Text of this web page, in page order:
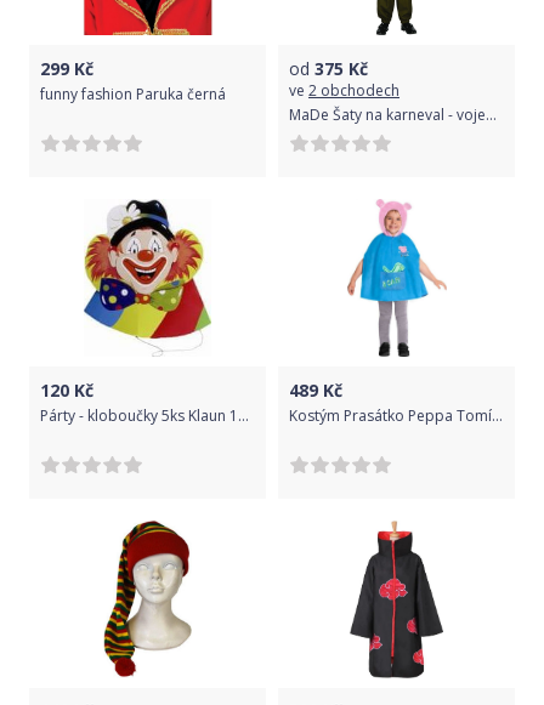
299 Kč
funny fashion Paruka černá
od 375 Kč
ve 2 obchodech
MaDe Šaty na karneval - vojenský pilot 120-130
120 Kč
Párty - kloboučky 5ks Klaun 19326
489 Kč
Kostým Prasátko Peppa Tomík 2-3 roky